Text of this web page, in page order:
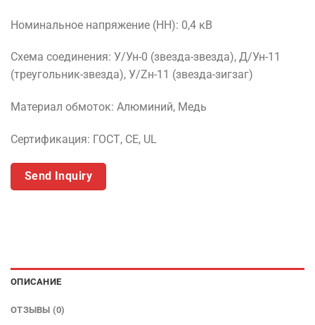
Номинальное напряжение (НН): 0,4 кВ
Схема соединения: У/Ун-0 (звезда-звезда), Д/Ун-11
(треугольник-звезда), У/Zн-11 (звезда-зигзаг)
Материал обмоток: Алюминий, Медь
Сертификация: ГОСТ, CE, UL
Send Inquiry
ОПИСАНИЕ
ОТЗЫВЫ (0)